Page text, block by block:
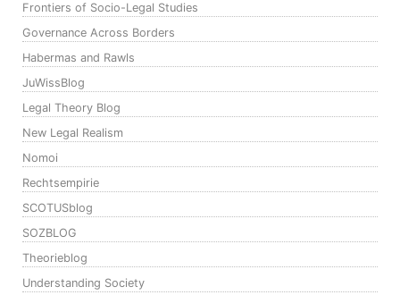
Frontiers of Socio-Legal Studies
Governance Across Borders
Habermas and Rawls
JuWissBlog
Legal Theory Blog
New Legal Realism
Nomoi
Rechtsempirie
SCOTUSblog
SOZBLOG
Theorieblog
Understanding Society